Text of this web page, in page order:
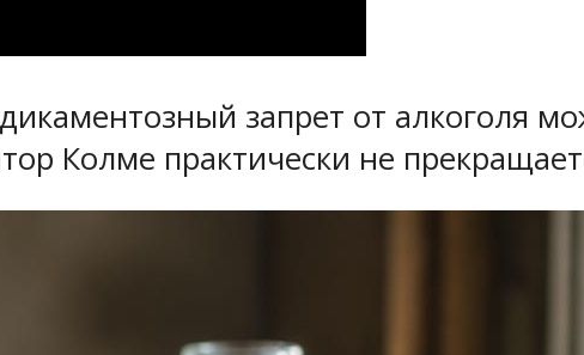
запрет от алкоголя
Колме практически не